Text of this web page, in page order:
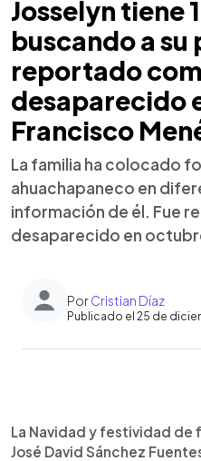
Josselyn tiene
buscando a su
reportado
desaparecido
Francisco
La familia ha colocado
ahuachapaneco en
información de él. Fue
desaparecido en
PorCristian Díaz
Publicado el 25 de
► Escuchar artículo
La Navidad y festividad de
José David Sánchez